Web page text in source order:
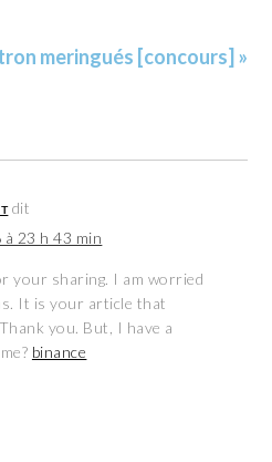
meringués [concours] »
dit
23 h 43 min
your sharing. I am worried
It is your article that
you. But, I have a
binance